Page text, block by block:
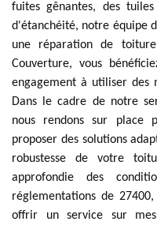
fuites gênantes, des
d'étanchéité, notre équipe
une réparation de
Couverture, vous
engagement à utiliser des
Dans le cadre de notre
nous rendons sur place
proposer des solutions
robustesse de votre
approfondie des
réglementations de
offrir un service sur